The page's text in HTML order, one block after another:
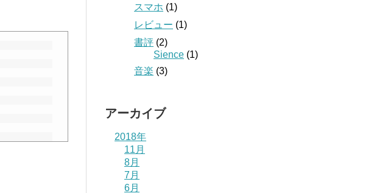
スマホ (1)
レビュー (1)
書評 (2)
Sience (1)
音楽 (3)
アーカイブ
2018年
11月
8月
7月
6月